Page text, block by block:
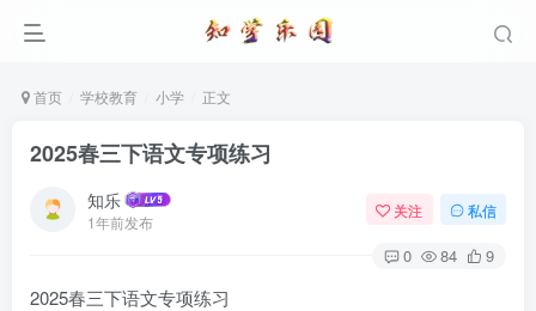
首页 学校教育 小学 正文
2025春三下语文专项练习
知乐
1年前发布
关注 私信
0 84 9
2025春三下语文专项练习